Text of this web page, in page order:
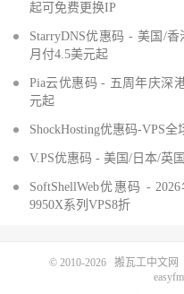
起可免费更换IP
StarryDNS优惠码 - 美国/
月付4.5美元起
Pia云优惠码 - 五周年庆深
元起
ShockHosting优惠码-VPS
V.PS优惠码 - 美国/日本/英
SoftShellWeb优惠码 -
9950X系列VPS8折
© 2010-2026 搬瓦工中文网